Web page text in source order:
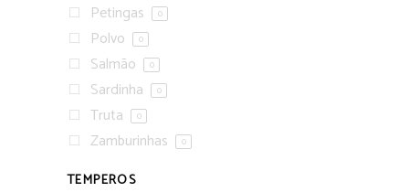
Petingas 0
Polvo 0
Salmão 0
Sardinha 0
Truta 0
Zamburinhas 0
TEMPEROS